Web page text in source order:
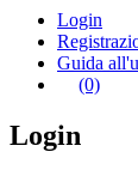
Login
Guida
(0)
Login